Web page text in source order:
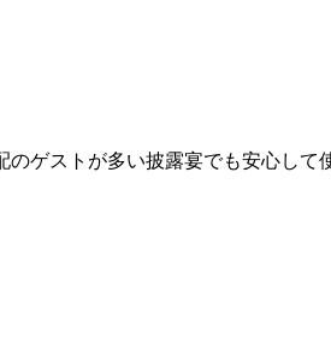
のゲストが多い披露宴でも安心し